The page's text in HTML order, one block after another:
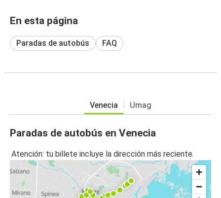
En esta página
Paradas de autobús FAQ
Venecia Umag
Paradas de autobús en Venecia
Atención: tu billete incluye la dirección más reciente.